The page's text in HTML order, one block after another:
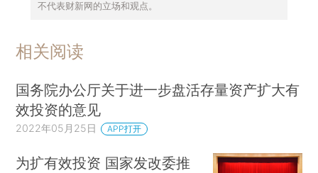
不代表财新网的立场和观点。
相关阅读
国务院办公厅关于进一步盘活存量资产扩大有
效投资的意见
2022年05月25日 APP打开
为扩有效投资 国家发改委推